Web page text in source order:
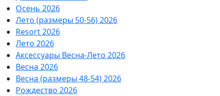
Осень 2026
Лето (размеры 50-56) 2026
Resort 2026
Лето 2026
Аксессуары Весна-Лето 2026
Весна 2026
Весна (размеры 48-54) 2026
Рождество 2026